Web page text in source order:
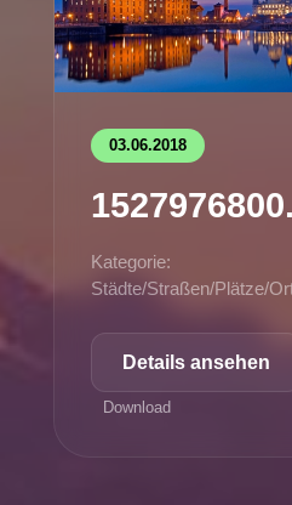
03.06.2018
Kategorie:
Städte/Straßen/Plätze/
Details ansehen
Download